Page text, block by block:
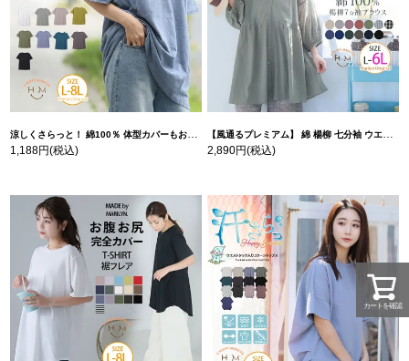
涼しくさらっと！ 綿100％ 体型カバーもお洒落も叶える 風合いコットン ゆるシルエット ドルマン | 大きいサイズの通販ならハッピーマリリン
1,188円(税込)
【風通るプレミアム】 綿 楊柳 七分袖 ウエストギャザー ブラウス | 大きいサイズの通販ならハッピーマリリン
2,890円(税込)
カートを確認